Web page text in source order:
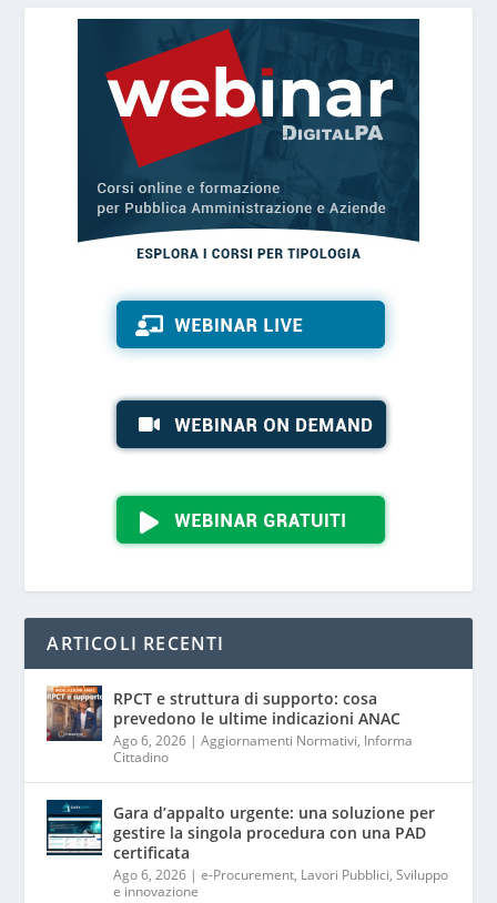
ARTICOLI RECENTI
RPCT e struttura di supporto: cosa
prevedono le ultime indicazioni ANAC
Ago 6, 2026 |Aggiornamenti Normativi, Informa
Cittadino
Gara d’appalto urgente: una soluzione per
gestire la singola procedura con una PAD
certificata
Ago 6, 2026 |e-Procurement, Lavori Pubblici,Sviluppo
e innovazione